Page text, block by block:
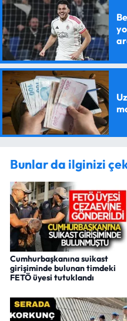
Bunlar da ilginizi
Cumhurbaşkanına suikast
girişiminde bulunan timdeki
FETÖ üyesi tutuklandı